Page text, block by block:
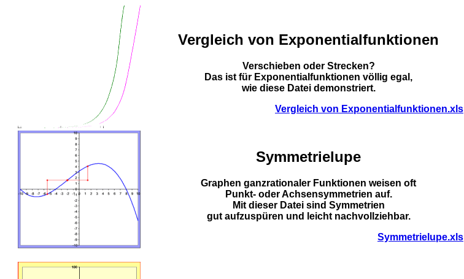
Vergleich von Exponentialfunktionen
Verschieben oder Strecken?
Das ist für Exponentialfunktionen völlig egal,
wie diese Datei demonstriert.
Vergleich von Exponentialfunktionen.xls
Symmetrielupe
Graphen ganzrationaler Funktionen weisen oft
Punkt- oder Achsensymmetrien auf.
Mit dieser Datei sind Symmetrien
gut aufzuspüren und leicht nachvollziehbar.
Symmetrielupe.xls